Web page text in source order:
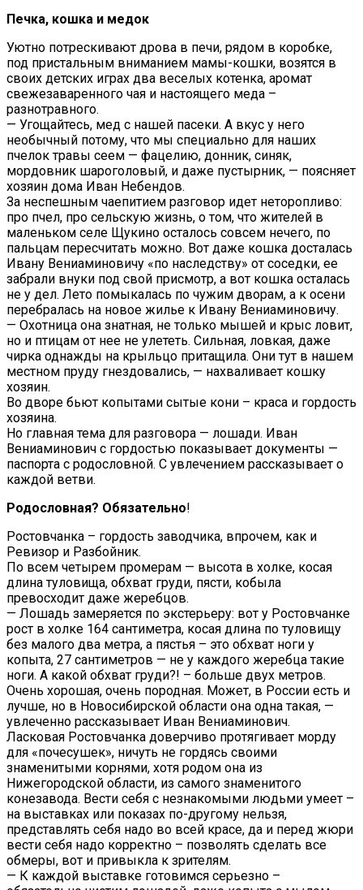
Печка, кошка и медок
Уютно потрескивают дрова в печи, рядом в коробке,
под пристальным вниманием мамы-кошки, возятся в
своих детских играх два веселых котенка, аромат
свежезаваренного чая и настоящего меда –
разнотравного.
— Угощайтесь, мед с нашей пасеки. А вкус у него
необычный потому, что мы специально для наших
пчелок травы сеем — фацелию, донник, синяк,
мордовник шароголовый, и даже пустырник, — поясняет
хозяин дома Иван Небендов.
За неспешным чаепитием разговор идет неторопливо:
про пчел, про сельскую жизнь, о том, что жителей в
маленьком селе Щукино осталось совсем нечего, по
пальцам пересчитать можно. Вот даже кошка досталась
Ивану Вениаминовичу «по наследству» от соседки, ее
забрали внуки под свой присмотр, а вот кошка осталась
не у дел. Лето помыкалась по чужим дворам, а к осени
перебралась на новое жилье к Ивану Вениаминовичу.
— Охотница она знатная, не только мышей и крыс ловит,
но и птицам от нее не улететь. Сильная, ловкая, даже
чирка однажды на крыльцо притащила. Они тут в нашем
местном пруду гнездовались, — нахваливает кошку
хозяин.
Во дворе бьют копытами сытые кони – краса и гордость
хозяина.
Но главная тема для разговора — лошади. Иван
Вениаминович с гордостью показывает документы —
паспорта с родословной. С увлечением рассказывает о
каждой ветви.
Родословная? Обязательно!
Ростовчанка – гордость заводчика, впрочем, как и
Ревизор и Разбойник.
По всем четырем промерам — высота в холке, косая
длина туловища, обхват груди, пясти, кобыла
превосходит даже жеребцов.
— Лошадь замеряется по экстерьеру: вот у Ростовчанке
рост в холке 164 сантиметра, косая длина по туловищу
без малого два метра, а пястья – это обхват ноги у
копыта, 27 сантиметров — не у каждого жеребца такие
ноги. А какой обхват груди?! – больше двух метров.
Очень хорошая, очень породная. Может, в России есть и
лучше, но в Новосибирской области она одна такая, —
увлеченно рассказывает Иван Вениаминович.
Ласковая Ростовчанка доверчиво протягивает морду
для «почесушек», ничуть не гордясь своими
знаменитыми корнями, хотя родом она из
Нижегородской области, из самого знаменитого
конезавода. Вести себя с незнакомыми людьми умеет –
на выставках или показах по-другому нельзя,
представлять себя надо во всей красе, да и перед жюри
вести себя надо корректно – позволять сделать все
обмеры, вот и привыкла к зрителям.
— К каждой выставке готовимся серьезно –